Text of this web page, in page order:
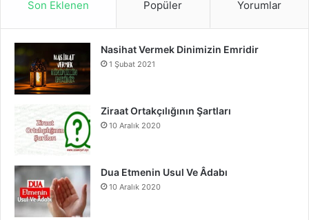
b
o
u
e
a
r
Son Eklenen Popüler Yorumlar
Nasihat Vermek Dinimizin Emridir
1 Şubat 2021
Ziraat Ortakçılığının Şartları
10 Aralık 2020
Dua Etmenin Usul Ve Âdabı
10 Aralık 2020